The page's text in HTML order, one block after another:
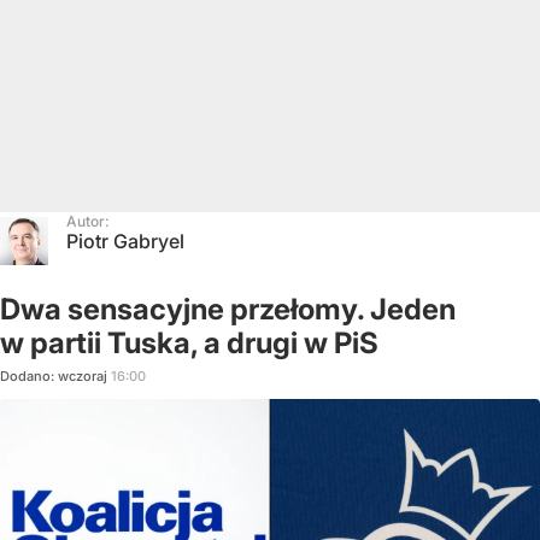
Autor:
Piotr Gabryel
Dwa sensacyjne przełomy. Jeden
w partii Tuska, a drugi w PiS
Dodano: wczoraj 16:00